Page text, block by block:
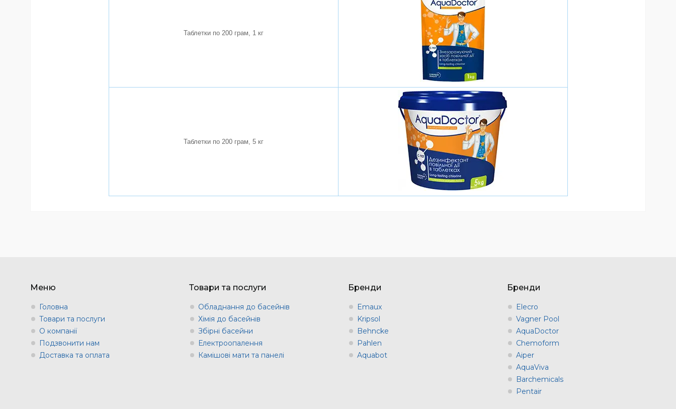
Таблетки по 200 грам, 1 кг
Таблетки по 200 грам, 5 кг
Меню
Головна
Товари та послуги
О компанії
Подзвонити нам
Доставка та оплата
Товари та послуги
Обладнання до басейнів
Хімія до басейнів
Збірні басейни
Електроопалення
Камішові мати та панелі
Бренди
Emaux
Kripsol
Behncke
Pahlen
Aquabot
Бренди
Elecro
Vagner Pool
AquaDoctor
Chemoform
Aiper
AquaViva
Barchemicals
Pentair